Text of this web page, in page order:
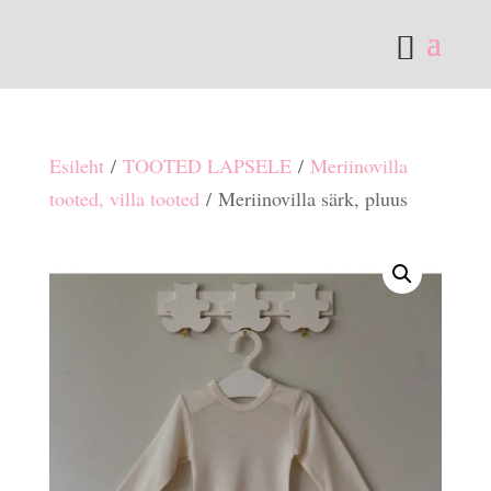
Esileht/ TOOTED LAPSELE/ Meriinovilla
tooted, villa tooted/ Meriinovilla särk, pluus